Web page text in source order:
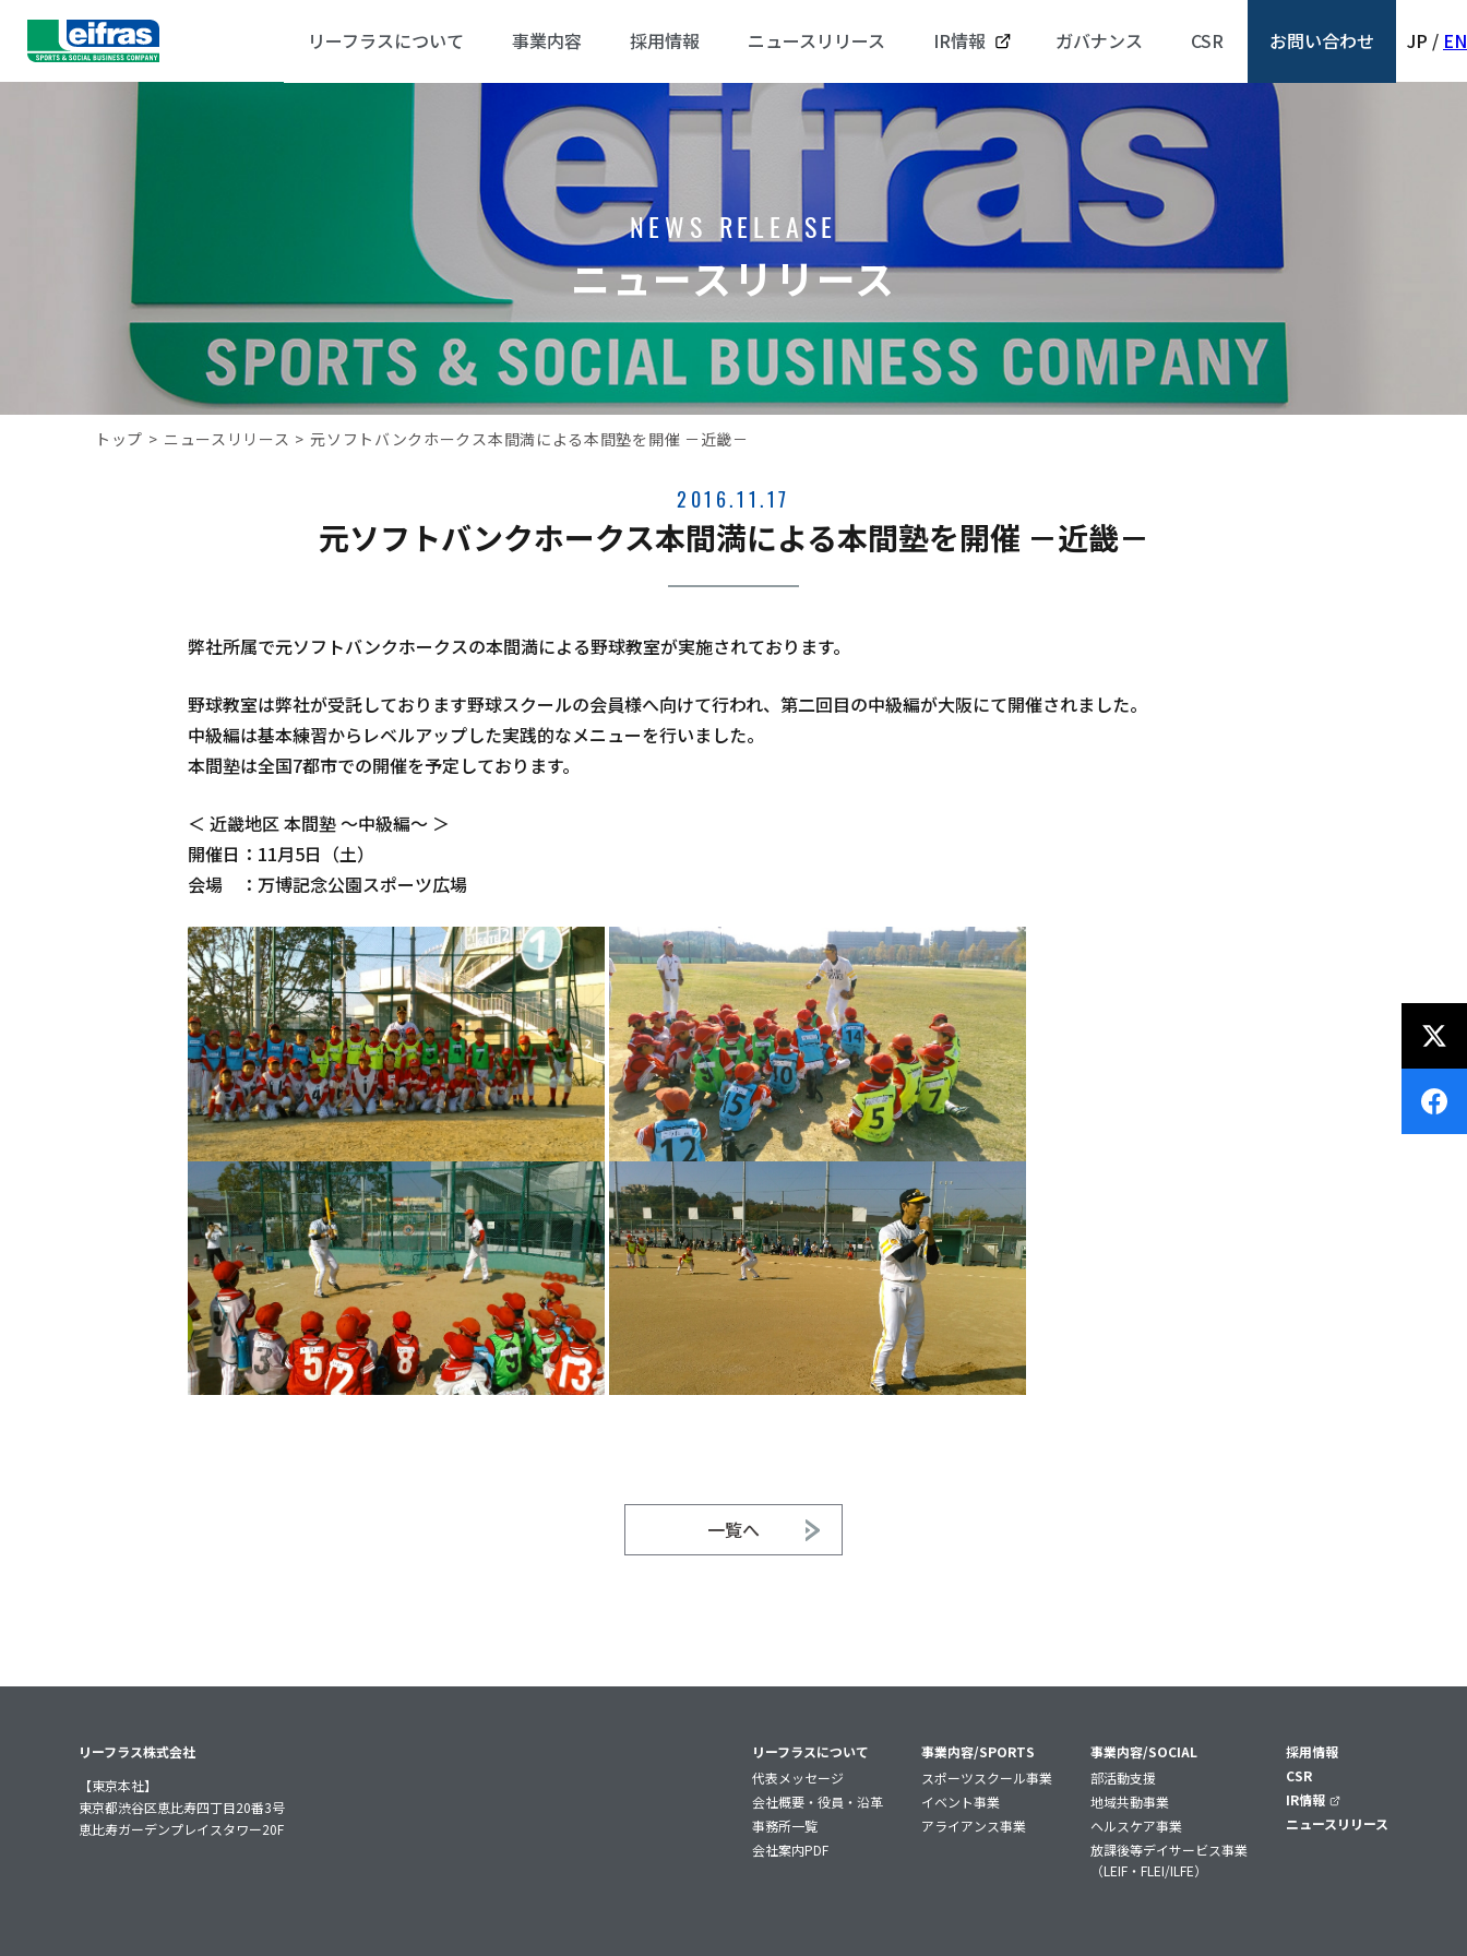
リーフラスについて 事業内容 採用情報 ニュースリリース IR情報 ガバナンス CSR お問い合わせ JP / EN
NEWS RELEASE
ニュースリリース
トップ > ニュースリリース > 元ソフトバンクホークス本間満による本間塾を開催 －近畿－
2016.11.17
元ソフトバンクホークス本間満による本間塾を開催 －近畿－
弊社所属で元ソフトバンクホークスの本間満による野球教室が実施されております。
野球教室は弊社が受託しております野球スクールの会員様へ向けて行われ、第二回目の中級編が大阪にて開催されました。
中級編は基本練習からレベルアップした実践的なメニューを行いました。
本間塾は全国7都市での開催を予定しております。
＜ 近畿地区 本間塾 ～中級編～ ＞
開催日：11月5日（土）
会場 ：万博記念公園スポーツ広場
一覧へ
リーフラス株式会社
【東京本社】
東京都渋谷区恵比寿四丁目20番3号
恵比寿ガーデンプレイスタワー20F
リーフラスについて
代表メッセージ
会社概要・役員・沿革
事務所一覧
会社案内PDF
事業内容/SPORTS
スポーツスクール事業
イベント事業
アライアンス事業
事業内容/SOCIAL
部活動支援
地域共動事業
ヘルスケア事業
放課後等デイサービス事業
（LEIF ・ FLEI/ILFE）
採用情報
CSR
IR情報
ニュースリリース